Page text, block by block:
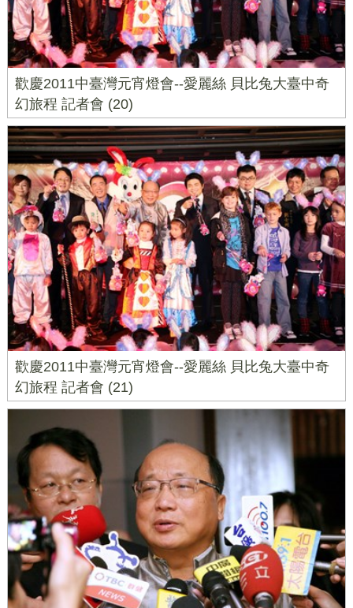
歡慶2011中臺灣元宵燈會--愛麗絲 貝比兔大臺中奇
幻旅程 記者會 (20)
歡慶2011中臺灣元宵燈會--愛麗絲 貝比兔大臺中奇
幻旅程 記者會 (21)